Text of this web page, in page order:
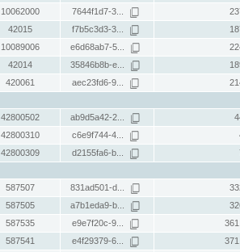
10062000 7644f1d7-3...
42015 f7b5c3d3-3...
10089006 e6d68ab7-5...
42014 35846b8b-e...
420061 aec23fd6-9...
42800502 ab9d5a42-2...
42800310 c6e9f744-4...
42800309 d2155fa6-b...
587507 831ad501-d...
587505 a7b1eda9-b...
587535 e9e7f20c-9...
587541 e4f29379-6...